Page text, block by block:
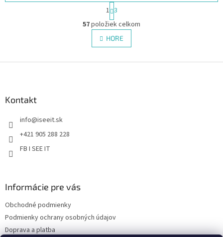
O
v
l
á
S
t
r
á
n
k
v
1 3
57položiek celkom
HORE
Kontakt
info@iseeit.sk
+421 905 288 228
FB I SEE IT
Informácie pre vás
Obchodné podmienky
Podmienky ochrany osobných údajov
Doprava a platba